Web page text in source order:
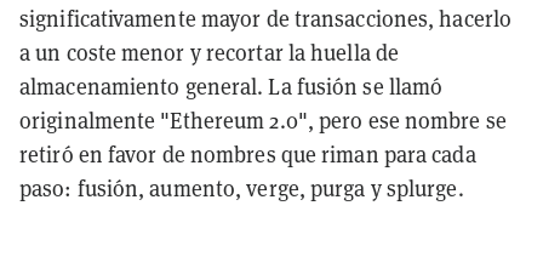
significativamente mayor de transacciones, hacerlo
a un coste menor y recortar la huella de
almacenamiento general. La fusión se llamó
originalmente "Ethereum 2.0", pero ese nombre se
retiró en favor de nombres que riman para cada
paso: fusión, aumento, verge, purga y splurge.